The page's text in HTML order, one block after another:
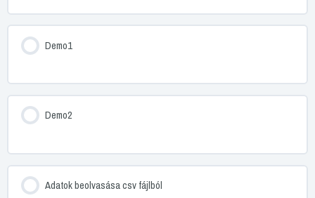
Demo1
Demo2
Adatok beolvasása csv fájlból